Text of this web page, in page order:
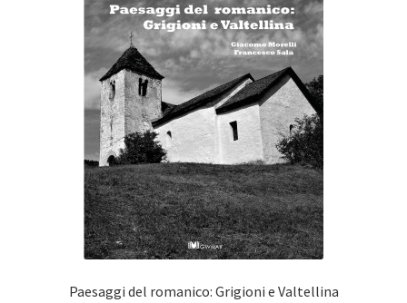
Paesaggi del romanico: Grigioni e Valtellina